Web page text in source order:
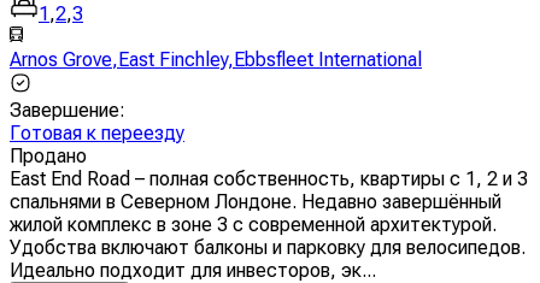
1,2,3
Arnos Grove,East Finchley,Ebbsfleet International
Завершение:
Готовая к переезду
Продано
East End Road – полная собственность, квартиры с 1, 2 и 3
спальнями в Северном Лондоне. Недавно завершённый
жилой комплекс в зоне 3 с современной архитектурой.
Удобства включают балконы и парковку для велосипедов.
Идеально подходит для инвесторов, эк...